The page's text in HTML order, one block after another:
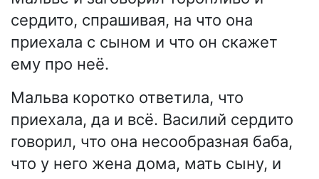
сердито, спрашивая, на что она
приехала с сыном и что он скажет
ему про неё.
Мальва коротко ответила, что
приехала, да и всё. Василий сердито
говорил, что она несообразная баба,
что у него жена дома, мать сыну, и